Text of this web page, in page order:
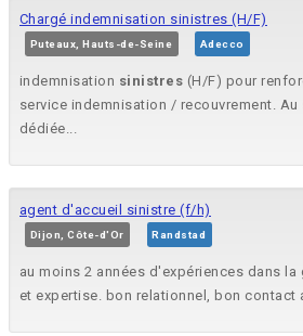
Chargé indemnisation sinistres (H/F)
Puteaux, Hauts-de-Seine Adecco
indemnisation sinistres (H/F) pour
service indemnisation / recouvrement.
dédiée...
agent d'accueil sinistre (f/h)
Dijon, Côte-d'Or Randstad
au moins 2 années d'expériences dans
et expertise. bon relationnel, bon contact